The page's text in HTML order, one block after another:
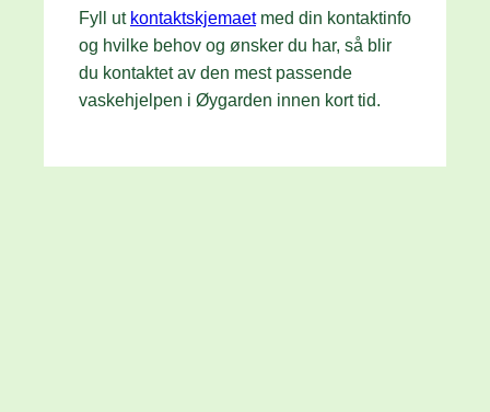
Fyll ut kontaktskjemaetmed din kontaktinfo
og hvilke behov og ønsker du har, så blir
du kontaktet av den mest passende
vaskehjelpen i Øygarden innen kort tid.